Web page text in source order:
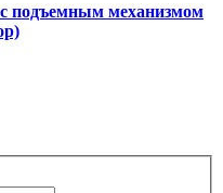
подъемным механизмом